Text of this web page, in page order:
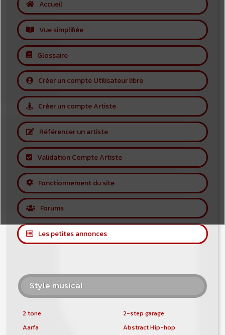
Accueil
Vue simplifiée
Glossaire
Créer un compte Utilisateur libre
Créer un compte Artiste
Référencer un artiste
Validation Compte Artiste
Fonctionnement du site
Forums
Les petites annonces
Style musical
2 tone
2-step garage
Aarfa
Abstract Hip-hop